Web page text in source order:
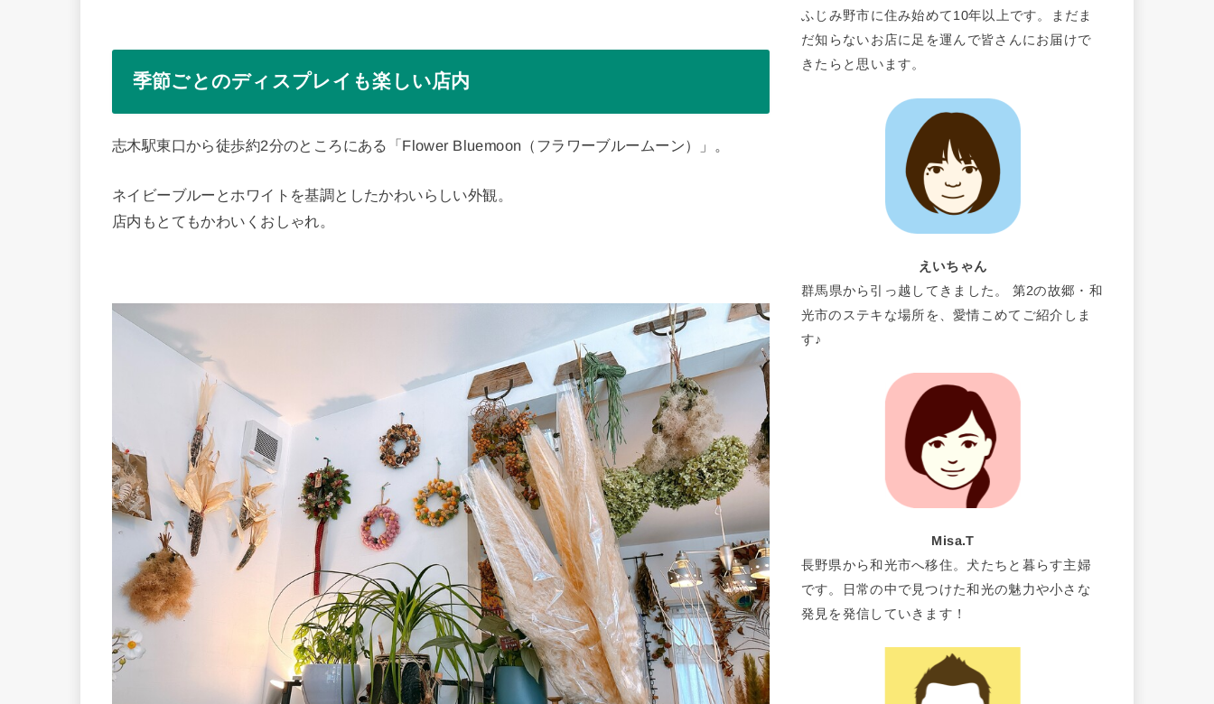
季節ごとのディスプレイも楽しい店内
志木駅東口から徒歩約2分のところにある「Flower Bluemoon（フラワーブルームーン）」。
ネイビーブルーとホワイトを基調としたかわいらしい外観。
店内もとてもかわいくおしゃれ。
ふじみ野市に住み始めて10年以上です。まだま
だ知らないお店に足を運んで皆さんにお届けで
きたらと思います。
えいちゃん
群馬県から引っ越してきました。 第2の故郷・和
光市のステキな場所を、愛情こめてご紹介しま
す♪
Misa.T
長野県から和光市へ移住。犬たちと暮らす主婦
です。日常の中で見つけた和光の魅力や小さな
発見を発信していきます！